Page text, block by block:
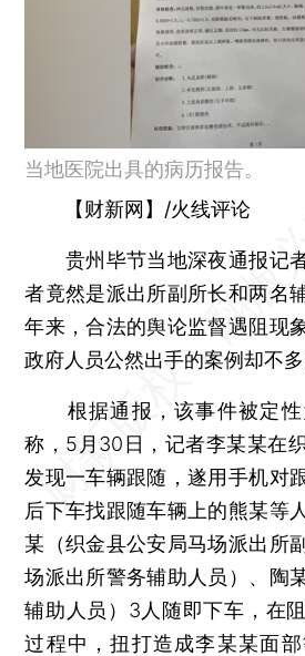
当地医院出具的病历报告。
【财新网】/火线评论
贵州毕节当地深夜通报记
者竟然是派出所副所长和两名
年来，合法的舆论监督遇阻现
政府人员公然出手的案例却不多
根据通报，该事件被定性
称，5月30日，记者李某某在
发现一车辆跟随，遂用手机对
后下车找跟随车辆上的熊某等
某（织金县公安局马场派出所
场派出所警务辅助人员）、陶
辅助人员）3人随即下车，在
过程中，扭打造成李某某面